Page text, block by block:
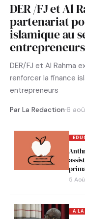
DER /FJ et Al
partenariat
islamique au
entrepreneurs
DER/FJ et Al Rahma
renforcer la finance
entrepreneurs
Par La Redaction·6
5
A LA